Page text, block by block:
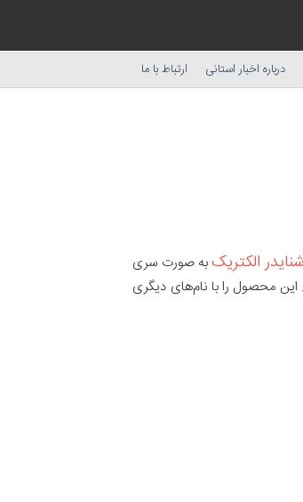
درباره اخبار استانی ارتباط با ما
الکتریکبه صورت سری
این محصول را با نام‌های دیگری